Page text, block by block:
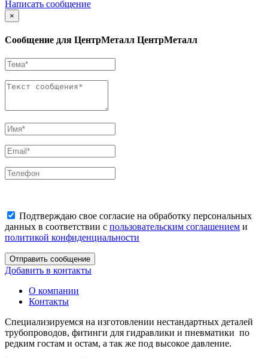
Написать сообщение
×
Сообщение для ЦентрМеталл ЦентрМеталл
Подтверждаю свое согласие на обработку персональных
данных в соответствии с пользовательским соглашением и
политикой конфиденциальности
Отправить сообщение
Добавить в контакты
О компании
Контакты
Специализируемся на изготовлении нестандартных деталей
трубопроводов, фитинги для гидравлики и пневматики по
редким гостам и остам, а так же под высокое давление.